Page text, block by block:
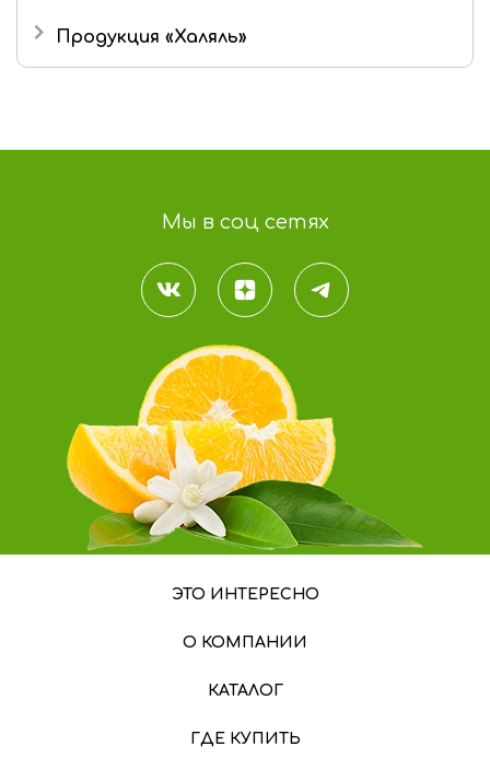
Шоколадные конфеты
Продукция «Халяль»
Финико-кунжутные конфеты «Халяль»
Мы в соц сетях
ЭТО ИНТЕРЕСНО
О КОМПАНИИ
КАТАЛОГ
ГДЕ КУПИТЬ